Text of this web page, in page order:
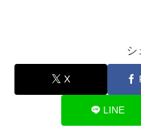
シ
X
LINE